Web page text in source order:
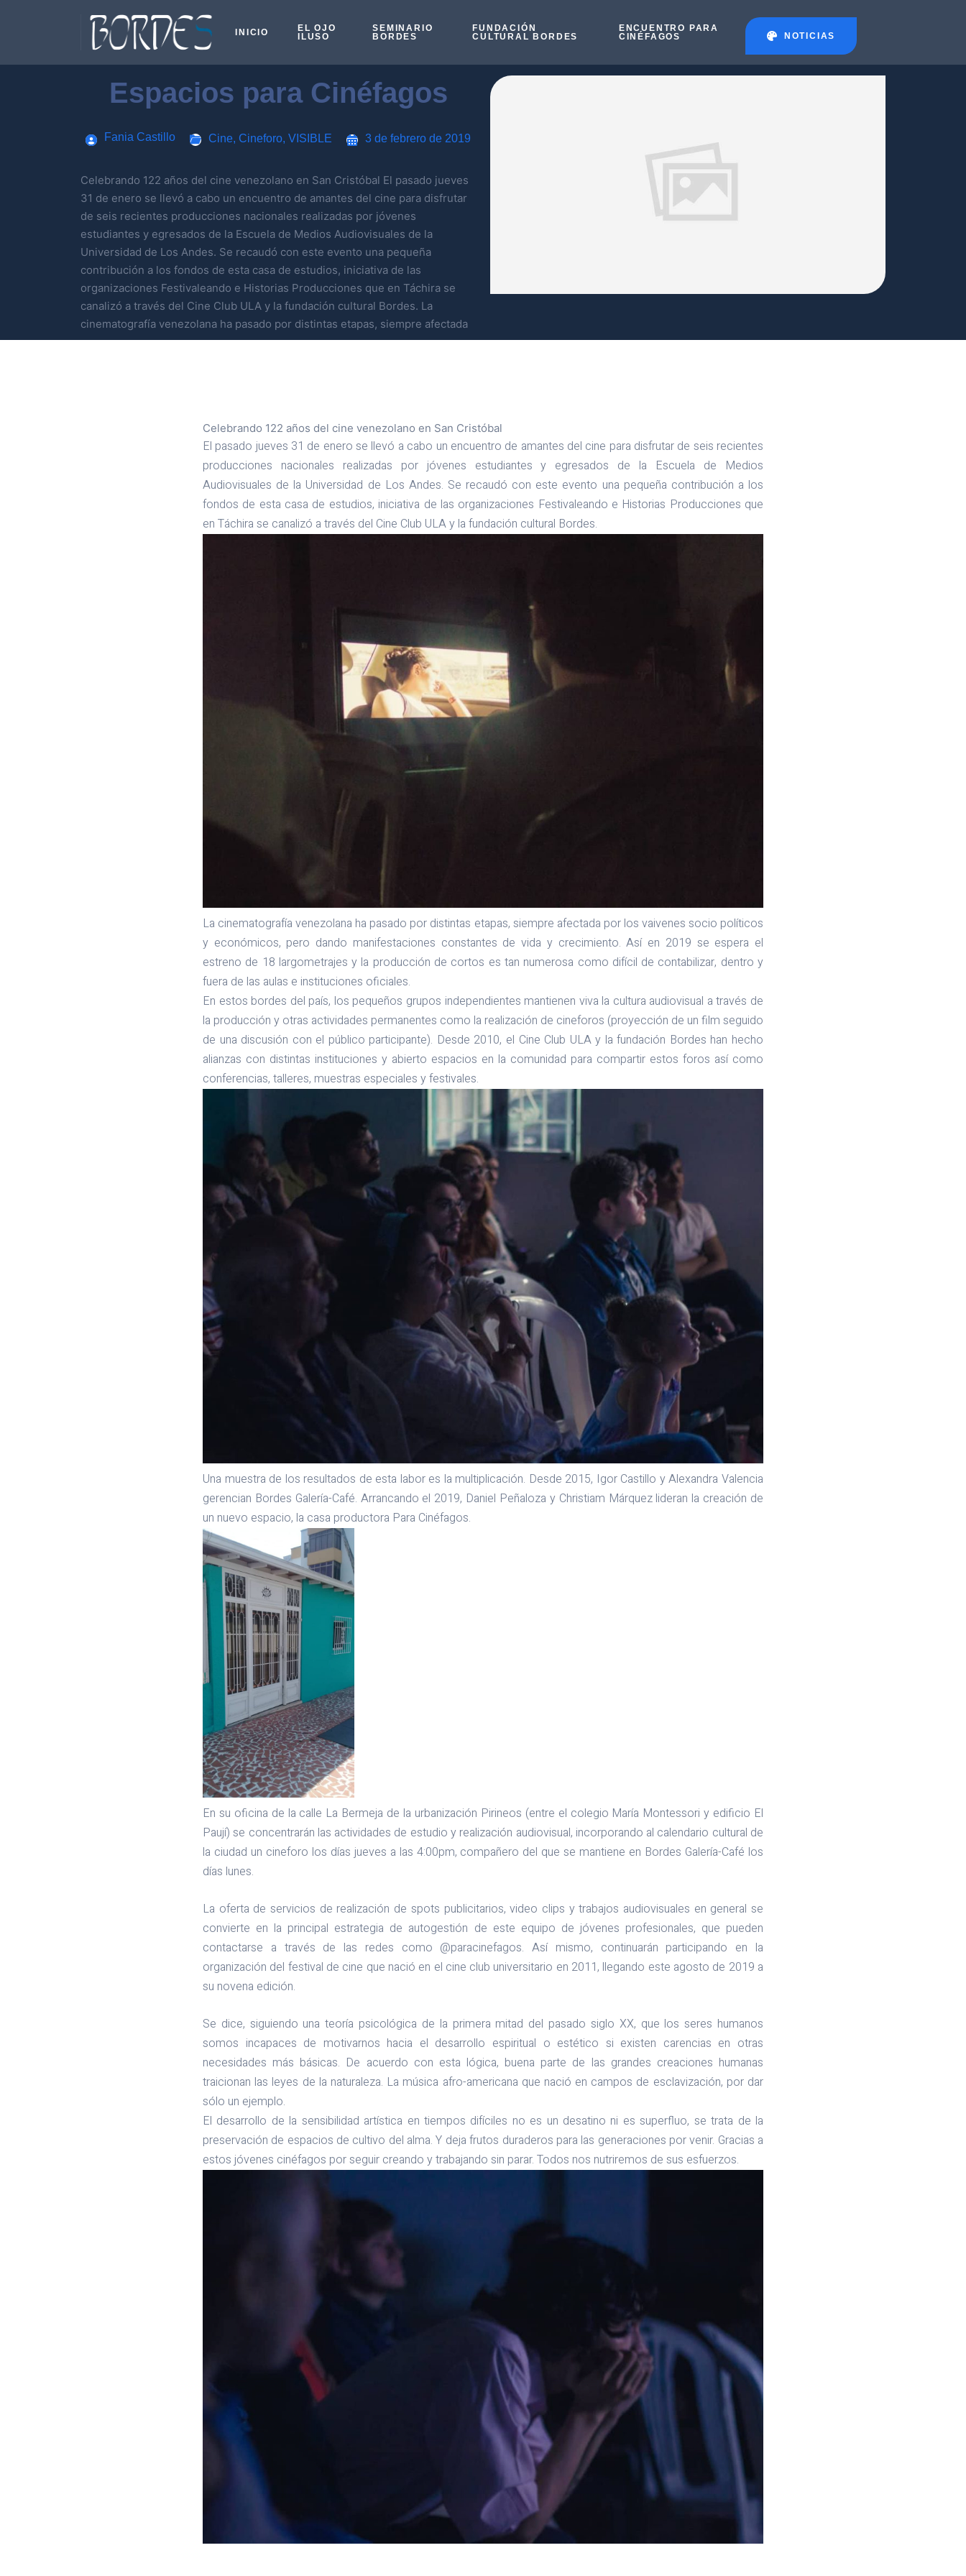
INICIO
EL OJO
ILUSO
SEMINARIO
BORDES
FUNDACIÓN
CULTURAL BORDES
ENCUENTRO PARA
CINÉFAGOS
NOTICIAS
Espacios para Cinéfagos
Fania Castillo Cine, Cineforo, VISIBLE 3 de febrero de 2019
Celebrando 122 años del cine venezolano en San Cristóbal El pasado jueves
31 de enero se llevó a cabo un encuentro de amantes del cine para disfrutar
de seis recientes producciones nacionales realizadas por jóvenes
estudiantes y egresados de la Escuela de Medios Audiovisuales de la
Universidad de Los Andes. Se recaudó con este evento una pequeña
contribución a los fondos de esta casa de estudios, iniciativa de las
organizaciones Festivaleando e Historias Producciones que en Táchira se
canalizó a través del Cine Club ULA y la fundación cultural Bordes. La
cinematografía venezolana ha pasado por distintas etapas, siempre afectada
Celebrando 122 años del cine venezolano en San Cristóbal
El pasado jueves 31 de enero se llevó a cabo un encuentro de amantes del cine para disfrutar de seis recientes
producciones nacionales realizadas por jóvenes estudiantes y egresados de la Escuela de Medios
Audiovisuales de la Universidad de Los Andes. Se recaudó con este evento una pequeña contribución a los
fondos de esta casa de estudios, iniciativa de las organizaciones Festivaleando e Historias Producciones que
en Táchira se canalizó a través del Cine Club ULA y la fundación cultural Bordes.
La cinematografía venezolana ha pasado por distintas etapas, siempre afectada por los vaivenes socio políticos
y económicos, pero dando manifestaciones constantes de vida y crecimiento. Así en 2019 se espera el
estreno de 18 largometrajes y la producción de cortos es tan numerosa como difícil de contabilizar, dentro y
fuera de las aulas e instituciones oficiales.
En estos bordes del país, los pequeños grupos independientes mantienen viva la cultura audiovisual a través de
la producción y otras actividades permanentes como la realización de cineforos (proyección de un film seguido
de una discusión con el público participante). Desde 2010, el Cine Club ULA y la fundación Bordes han hecho
alianzas con distintas instituciones y abierto espacios en la comunidad para compartir estos foros así como
conferencias, talleres, muestras especiales y festivales.
Una muestra de los resultados de esta labor es la multiplicación. Desde 2015, Igor Castillo y Alexandra Valencia
gerencian Bordes Galería-Café. Arrancando el 2019, Daniel Peñaloza y Christiam Márquez lideran la creación de
un nuevo espacio, la casa productora Para Cinéfagos.
En su oficina de la calle La Bermeja de la urbanización Pirineos (entre el colegio María Montessori y edificio El
Paují) se concentrarán las actividades de estudio y realización audiovisual, incorporando al calendario cultural de
la ciudad un cineforo los días jueves a las 4:00pm, compañero del que se mantiene en Bordes Galería-Café los
días lunes.
La oferta de servicios de realización de spots publicitarios, video clips y trabajos audiovisuales en general se
convierte en la principal estrategia de autogestión de este equipo de jóvenes profesionales, que pueden
contactarse a través de las redes como @paracinefagos. Así mismo, continuarán participando en la
organización del festival de cine que nació en el cine club universitario en 2011, llegando este agosto de 2019 a
su novena edición.
Se dice, siguiendo una teoría psicológica de la primera mitad del pasado siglo XX, que los seres humanos
somos incapaces de motivarnos hacia el desarrollo espiritual o estético si existen carencias en otras
necesidades más básicas. De acuerdo con esta lógica, buena parte de las grandes creaciones humanas
traicionan las leyes de la naturaleza. La música afro-americana que nació en campos de esclavización, por dar
sólo un ejemplo.
El desarrollo de la sensibilidad artística en tiempos difíciles no es un desatino ni es superfluo, se trata de la
preservación de espacios de cultivo del alma. Y deja frutos duraderos para las generaciones por venir. Gracias a
estos jóvenes cinéfagos por seguir creando y trabajando sin parar. Todos nos nutriremos de sus esfuerzos.